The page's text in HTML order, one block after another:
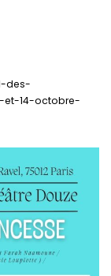
des-
et-14-octobre-